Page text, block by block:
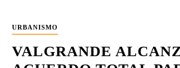
URBANISMO
VALGRANDE